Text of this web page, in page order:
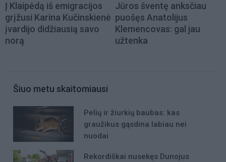
Į Klaipėdą iš emigracijos
grįžusi Karina Kučinskienė
įvardijo didžiausią savo
norą
Jūros šventę anksčiau
puošęs Anatolijus
Klemencovas: gal jau
užtenka
Šiuo metu skaitomiausi
Pelių ir žiurkių baubas: kas
graužikus gąsdina labiau nei
nuodai
Rekordiškai nusekęs Dunojus